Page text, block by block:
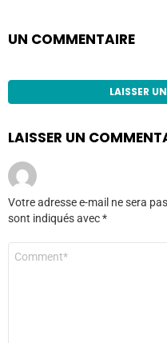
UN COMMENTAIRE
LAISSER
LAISSER UN
Votre adresse e-mail ne sera
sont indiqués avec*
Commentaire